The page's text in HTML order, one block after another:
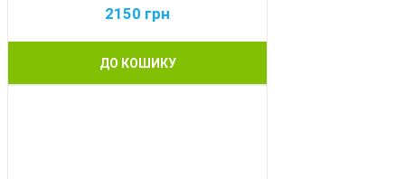
2150 грн
ДО КОШИКУ